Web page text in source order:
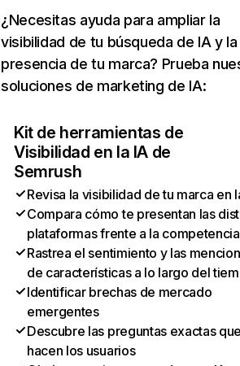
¿Necesitas ayuda para ampliar la
visibilidad de tu búsqueda de IA y la
presencia de tu marca? Prueba
soluciones de marketing de IA:
Kit de herramientas de
Visibilidad en la IA de
Semrush
Revisa la visibilidad de tu marca en
Compara cómo te presentan las
plataformas frente a la competencia
Rastrea el sentimiento y las
de características a lo largo del
Identificar brechas de mercado
emergentes
Descubre las preguntas exactas
hacen los usuarios